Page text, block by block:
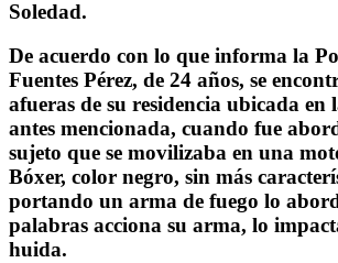
Soledad.
De acuerdo con lo que informa la
Fuentes Pérez, de 24 años, se
afueras de su residencia ubicada en
antes mencionada, cuando fue
sujeto que se movilizaba en una
Bóxer, color negro, sin más
portando un arma de fuego lo
palabras acciona su arma, lo
huida.